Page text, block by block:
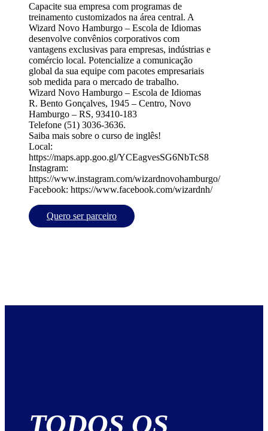
Capacite sua empresa com programas de
treinamento customizados na área central. A
Wizard Novo Hamburgo – Escola de Idiomas
desenvolve convênios corporativos com
vantagens exclusivas para empresas, indústrias e
comércio local. Potencialize a comunicação
global da sua equipe com pacotes empresariais
sob medida para o mercado de trabalho.
Wizard Novo Hamburgo – Escola de Idiomas
R. Bento Gonçalves, 1945 – Centro, Novo
Hamburgo – RS, 93410-183
Telefone (51) 3036-3636.
Saiba mais sobre o curso de inglês!
Local:
https://maps.app.goo.gl/YCEagvesSG6NbTcS8
Instagram:
https://www.instagram.com/wizardnovohamburgo/
Facebook: https://www.facebook.com/wizardnh/
Quero ser parceiro
TODOS OS